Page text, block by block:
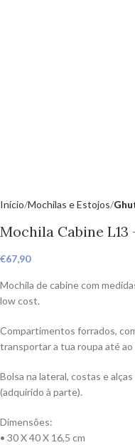
Início Mochilas e Estojos
Mochila Cabine L13
€67,90
Mochila de cabine com
low cost.
Compartimentos forrados,
transportar a tua roupa até ao
Bolsa na lateral, costas e
(adquirido à parte).
Dimensões:
• 30 X 40 X 16,5 cm